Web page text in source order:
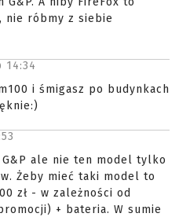
nie róbmy z siebie
14:34
i śmigasz po budynkach
G&P ale nie ten model tylko
Żeby mieć taki model to
zł - w zależności od
+ bateria. W sumie